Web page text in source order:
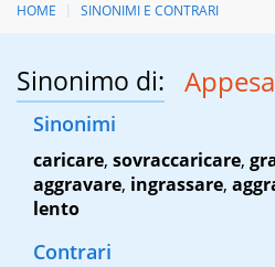
HOME SINONIMI E CONTRARI
Sinonimo di:
Sinonimi
caricare, sovraccaricare,
aggravare, ingrassare,
lento
Contrari